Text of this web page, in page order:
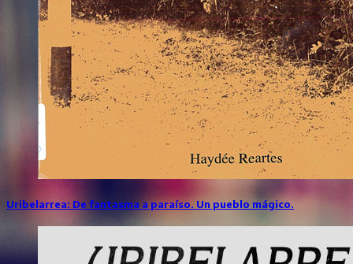
Uribelarrea: De fantasma a paraíso. Un pueblo mágico.